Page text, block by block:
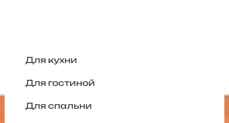
Для кухни
Для гостиной
Для спальни